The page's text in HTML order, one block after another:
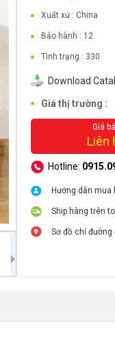
Xuất xứ : China
Bảo hành : 12
Tình trạng : 330
Download
Giá thị trường :
Giá
Liên
Hotline:
Hướng dẫn mua
Ship hàng trên
Sơ đồ chỉ đường